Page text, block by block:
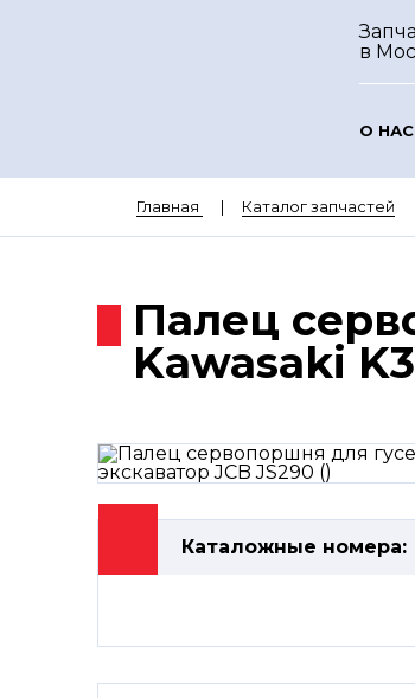
в
О НАС
Главная Каталог запчастей
Палец
Kawasaki
Каталожные номера: